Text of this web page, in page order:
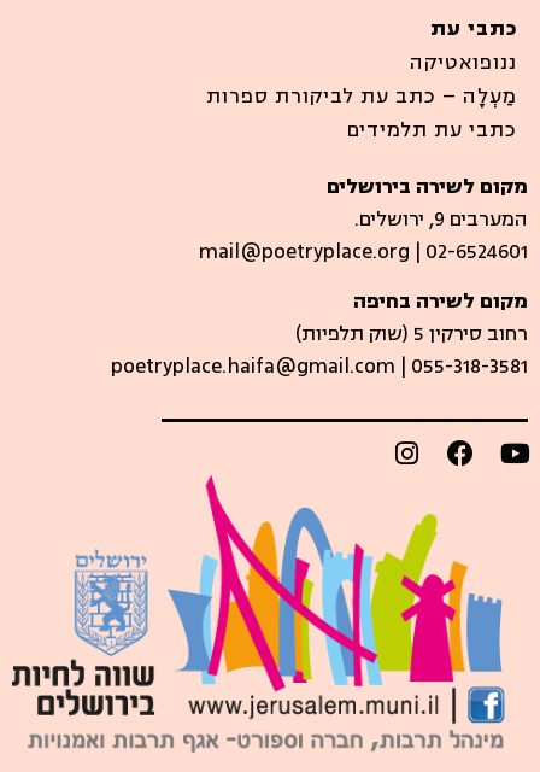
כתבי עת
ננופואטיקה
מַעְלָה – כתב עת לביקורת ספרות
כתבי עת תלמידים
מקום לשירה בירושלים
המערבים 9, ירושלים.
mail@poetryplace.org | 02-6524601
מקום לשירה בחיפה
רחוב סירקין 5 (שוק תלפיות)​
poetryplace.haifa@gmail.com | ​055-318-3581